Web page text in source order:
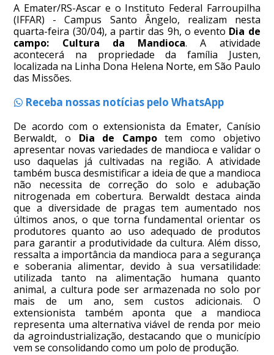
A Emater/RS-Ascar e o Instituto Federal Farroupilha
(IFFAR) - Campus Santo Ângelo, realizam nesta
quarta-feira (30/04), a partir das 9h, o evento Dia de
campo: Cultura da Mandioca. A atividade
acontecerá na propriedade da família Justen,
localizada na Linha Dona Helena Norte, em São Paulo
das Missões.
Receba nossas notícias pelo WhatsApp
De acordo com o extensionista da Emater, Canísio
Berwaldt, o Dia de Campotem como objetivo
apresentar novas variedades de mandioca e validar o
uso daquelas já cultivadas na região. A atividade
também busca desmistificar a ideia de que a mandioca
não necessita de correção do solo e adubação
nitrogenada em cobertura. Berwaldt destaca ainda
que a diversidade de pragas tem aumentado nos
últimos anos, o que torna fundamental orientar os
produtores quanto ao uso adequado de produtos
para garantir a produtividade da cultura. Além disso,
ressalta a importância da mandioca para a segurança
e soberania alimentar, devido à sua versatilidade:
utilizada tanto na alimentação humana quanto
animal, a cultura pode ser armazenada no solo por
mais de um ano, sem custos adicionais. O
extensionista também aponta que a mandioca
representa uma alternativa viável de renda por meio
da agroindustrialização, destacando que o município
vem se consolidando como um polo de produção.